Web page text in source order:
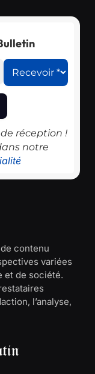
réception !
notre
contenu
variées
et de société.
l’analyse,